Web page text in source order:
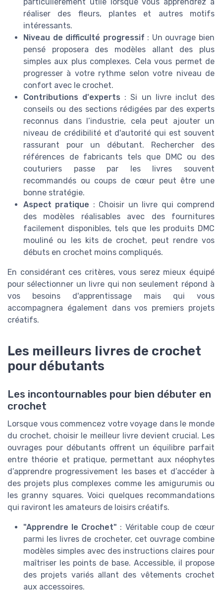
réaliser des fleurs, plantes et autres motifs
intéressants.
Niveau de difficulté progressif : Un ouvrage bien
pensé proposera des modèles allant des plus
simples aux plus complexes. Cela vous permet de
progresser à votre rythme selon votre niveau de
confort avec le crochet.
Contributions d'experts : Si un livre inclut des
conseils ou des sections rédigées par des experts
reconnus dans l’industrie, cela peut ajouter un
niveau de crédibilité et d'autorité qui est souvent
rassurant pour un débutant. Rechercher des
références de fabricants tels que DMC ou des
couturiers passe par les livres souvent
recommandés ou coups de cœur peut être une
bonne stratégie.
Aspect pratique : Choisir un livre qui comprend
des modèles réalisables avec des fournitures
facilement disponibles, tels que les produits DMC
mouliné ou les kits de crochet, peut rendre vos
débuts en crochet moins compliqués.
En considérant ces critères, vous serez mieux équipé
pour sélectionner un livre qui non seulement répond à
vos besoins d'apprentissage mais qui vous
accompagnera également dans vos premiers projets
créatifs.
Les meilleurs livres de crochet
pour débutants
Les incontournables pour bien débuter en
crochet
Lorsque vous commencez votre voyage dans le monde
du crochet, choisir le meilleur livre devient crucial. Les
ouvrages pour débutants offrent un équilibre parfait
entre théorie et pratique, permettant aux néophytes
d’apprendre progressivement les bases et d’accéder à
des projets plus complexes comme les amigurumis ou
les granny squares. Voici quelques recommandations
qui raviront les amateurs de loisirs créatifs.
"Apprendre le Crochet" : Véritable coup de cœur
parmi les livres de crocheter, cet ouvrage combine
modèles simples avec des instructions claires pour
maîtriser les points de base. Accessible, il propose
des projets variés allant des vêtements crochet
aux accessoires.